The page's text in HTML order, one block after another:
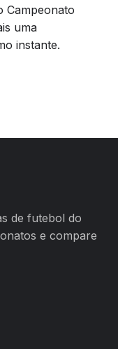
Campeonato
uma
instante.
de futebol do
e compare